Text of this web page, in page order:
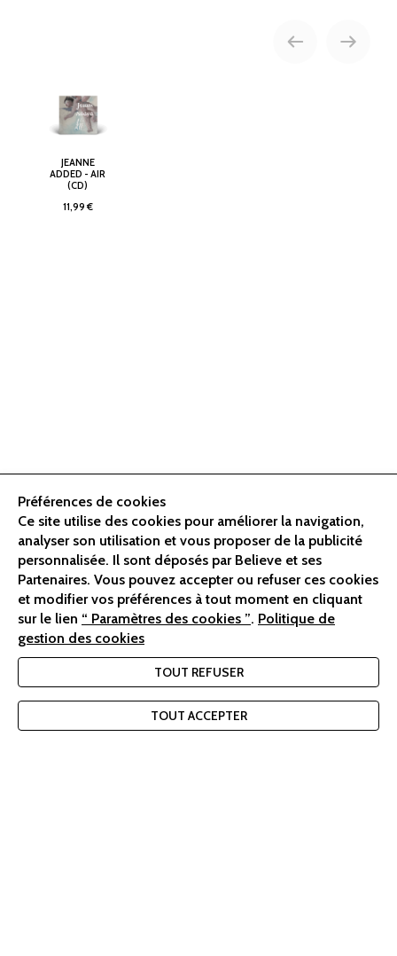
JEANNE
ADDED - AIR
(CD)
11,99 €
NEWSLETTER
FAQ
Nous contacter
Préférences de cookies
Ce site utilise des cookies pour améliorer la navigation,
analyser son utilisation et vous proposer de la publicité
personnalisée. Il sont déposés par Believe et ses
Partenaires. Vous pouvez accepter ou refuser ces cookies
et modifier vos préférences à tout moment en cliquant
sur le lien “ Paramètres des cookies ”. Politique de
gestion des cookies
TOUT REFUSER
TOUT ACCEPTER